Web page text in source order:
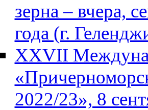
зерна – вчера,
года (г.
XXVII
2022/23», 8